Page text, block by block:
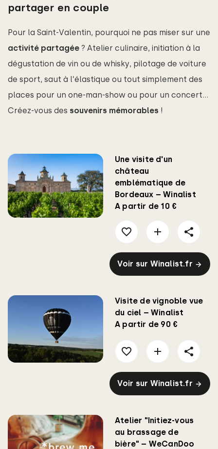
partager en couple
Pour la Saint-Valentin, pourquoi ne pas miser sur une
activité partagée ? Atelier culinaire, initiation à la
dégustation de vin ou de whisky, pilotage de voiture
de sport, saut à l’élastique ou tout simplement des
places pour un one-man-show ou pour un concert…
Créez-vous des souvenirs mémorables !
Une visite d'un
château
emblématique de
Bordeaux – Winalist
A partir de 10 €
Voir sur Winalist.fr
Visite de vignoble vue
du ciel – Winalist
A partir de 90 €
Voir sur Winalist.fr
Atelier "Initiez-vous
au brassage de
bière" – WeCanDoo